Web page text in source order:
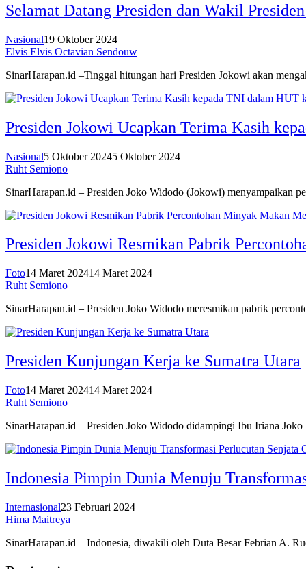
Selamat Datang Presiden dan Wakil
Nasional19 Oktober 2024
Elvis Elvis Octavian Sendouw
SinarHarapan.id –Tinggal hitungan hari Presiden Jokowi akan
Presiden Jokowi Ucapkan Terima Kasih
Nasional5 Oktober 20245 Oktober 2024
Ruht Semiono
SinarHarapan.id – Presiden Joko Widodo (Jokowi) menyampaikan
Presiden Jokowi Resmikan Pabrik
Foto14 Maret 202414 Maret 2024
Ruht Semiono
SinarHarapan.id – Presiden Joko Widodo meresmikan pabrik
Presiden Kunjungan Kerja ke Sumatra Utara
Foto14 Maret 202414 Maret 2024
Ruht Semiono
SinarHarapan.id – Presiden Joko Widodo didampingi Ibu Iriana
Indonesia Pimpin Dunia Menuju
Internasional23 Februari 2024
Hima Maitreya
SinarHarapan.id – Indonesia, diwakili oleh Duta Besar Febrian A.